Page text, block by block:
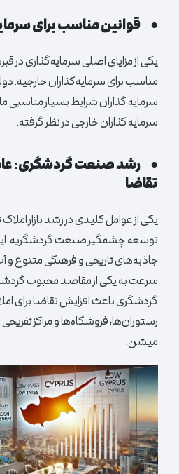
● قوانین مناسب برای
یکی از مزایای اصلی سرمایه‌گذاری در
مناسب برای سرمایه‌گذاران خارجیه.
سرمایه گذاران شرایط بسیار مناسبی
سرمایه ‌کذاران خارجی در نظر گرفته.
● رشد صنعت گردشگری:
تقاضا
یکی از عوامل کلیدی در رشد بازار
توسعه چشمگیر صنعت گردشگریه.
جاذبه‌های تاریخی و فرهنگی متنوع و
سرعت به یکی از مقاصد محبوب
گردشگری باعث افزایش تقاضا برای
رستوران‌ها، فروشگاه‌ها و مراکز
میشن.